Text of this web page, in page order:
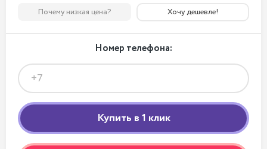
Почему низкая цена? Хочу дешевле!
Номер телефона: